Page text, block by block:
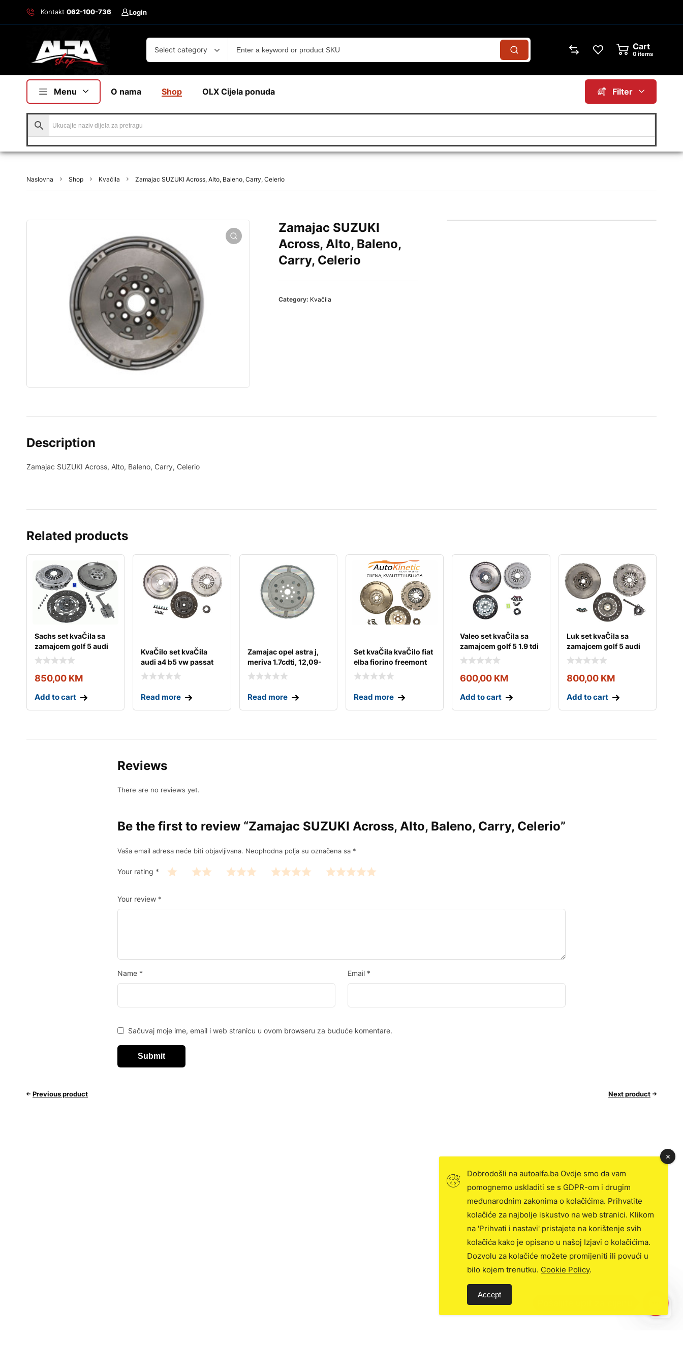
Kontakt 062-100-736 Login
Select category Cart
0 items
Menu O nama Shop OLX Cijela ponuda Filter
Naslovna Shop Kvačila Zamajac SUZUKI Across, Alto, Baleno, Carry, Celerio
Zamajac SUZUKI
Across, Alto, Baleno,
Carry, Celerio
Category: Kvačila
Description
Zamajac SUZUKI Across, Alto, Baleno, Carry, Celerio
Related products
Sachs set kvaČila sa
zamajcem golf 5 audi
a3 passat b6 2
850,00 KM
Add to cart
KvaČilo set kvaČila
audi a4 b5 vw passat
b5 1.9d
Read more
Zamajac opel astra j,
meriva 1.7cdti, 12,09-
Read more
Set kvaČila kvaČilo fiat
elba fiorino freemont
fullback
Read more
Valeo set kvaČila sa
zamajcem golf 5 1.9 tdi
valeo
600,00 KM
Add to cart
Luk set kvaČila sa
zamajcem golf 5 audi
a3 passat b6 2.0
800,00 KM
Add to cart
Reviews
There are no reviews yet.
Be the first to review “Zamajac SUZUKI Across, Alto, Baleno, Carry, Celerio”
Vaša email adresa neće biti objavljivana. Neophodna polja su označena sa *
Your rating *
Your review *
Name * Email *
Sačuvaj moje ime, email i web stranicu u ovom browseru za buduće komentare.
Previous product Next product
Dobrodošli na autoalfa.ba Ovdje smo da vam
pomognemo uskladiti se s GDPR-om i drugim
međunarodnim zakonima o kolačićima. Prihvatite
kolačiće za najbolje iskustvo na web stranici. Klikom
na 'Prihvati i nastavi' pristajete na korištenje svih
kolačića kako je opisano u našoj Izjavi o kolačićima.
Dozvolu za kolačiće možete promijeniti ili povući u
bilo kojem trenutku. Cookie Policy.
Accept